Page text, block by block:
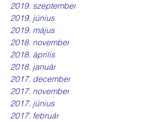
2019. szeptember
2019. június
2019. május
2018. november
2018. április
2018. január
2017. december
2017. november
2017. június
2017. február